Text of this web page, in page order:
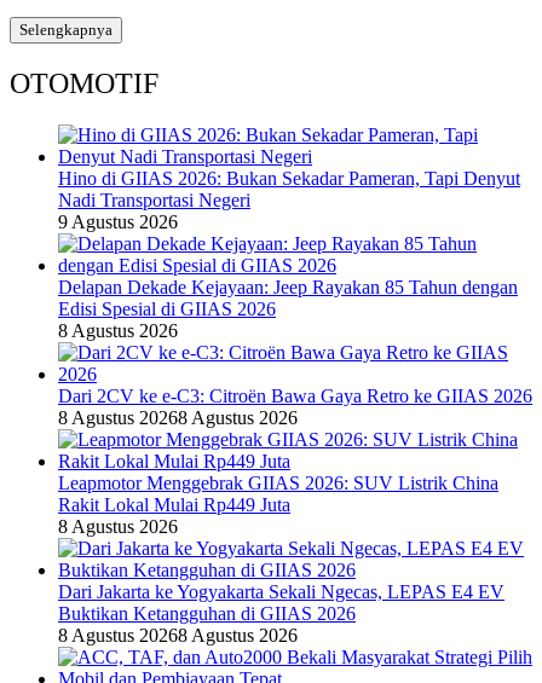
Selengkapnya
OTOMOTIF
Hino di GIIAS 2026: Bukan Sekadar Pameran, Tapi Denyut
Nadi Transportasi Negeri
9 Agustus 2026
Delapan Dekade Kejayaan: Jeep Rayakan 85 Tahun dengan
Edisi Spesial di GIIAS 2026
8 Agustus 2026
Dari 2CV ke e-C3: Citroën Bawa Gaya Retro ke GIIAS 2026
8 Agustus 20268 Agustus 2026
Leapmotor Menggebrak GIIAS 2026: SUV Listrik China
Rakit Lokal Mulai Rp449 Juta
8 Agustus 2026
Dari Jakarta ke Yogyakarta Sekali Ngecas, LEPAS E4 EV
Buktikan Ketangguhan di GIIAS 2026
8 Agustus 20268 Agustus 2026